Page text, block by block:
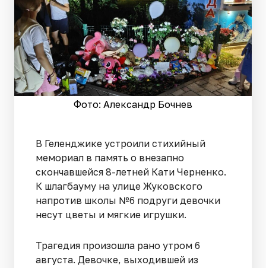
Фото: Александр Бочнев
В Геленджике устроили стихийный
мемориал в память о внезапно
скончавшейся 8-летней Кати Черненко.
К шлагбауму на улице Жуковского
напротив школы №6 подруги девочки
несут цветы и мягкие игрушки.
Трагедия произошла рано утром 6
августа. Девочке, выходившей из